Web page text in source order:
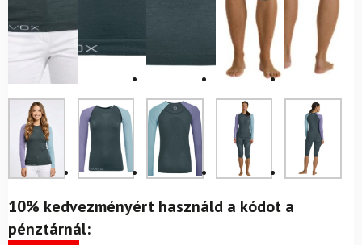
10% kedvezményért használd a kódot a
pénztárnál: